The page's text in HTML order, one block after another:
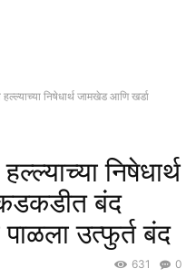
हल्ल्याच्या निषेधार्थ जामखेड आणि खर्डा
निषेधार्थ
बंद
पाळला उत्फुर्त बंद
0
631